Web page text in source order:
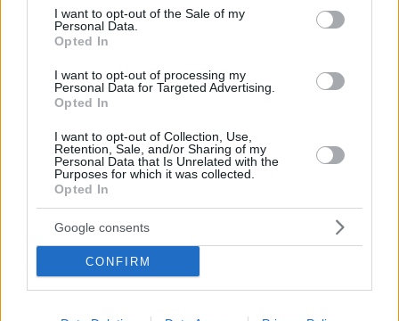
consent section.
I want to opt-out of the Sale of my
Personal Data.
Opted In
I want to opt-out of processing my
Personal Data for Targeted Advertising.
Opted In
I want to opt-out of Collection, Use,
Retention, Sale, and/or Sharing of my
Personal Data that Is Unrelated with the
Purposes for which it was collected.
Opted In
Google consents
CONFIRM
Κοινοποιήστε
Προηγούμενη
Πατρις Ηλείας
Επόμενη
Πρωινή Ηλείας
Τα σχόλια έχουν απενεργοποιηθεί για